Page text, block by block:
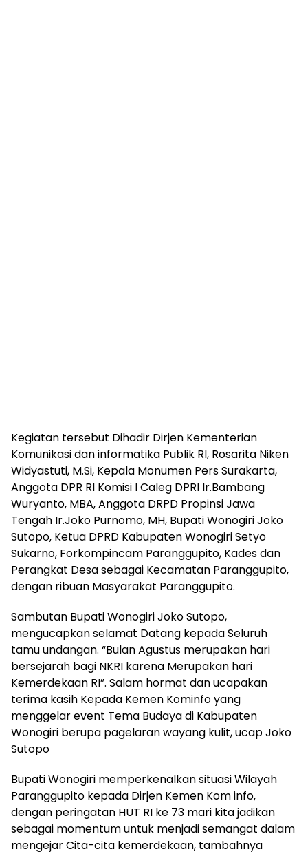
Kegiatan tersebut Dihadir Dirjen Kementerian
Komunikasi dan informatika Publik RI, Rosarita Niken
Widyastuti, M.Si, Kepala Monumen Pers Surakarta,
Anggota DPR RI Komisi I Caleg DPRI Ir.Bambang
Wuryanto, MBA, Anggota DRPD Propinsi Jawa
Tengah Ir.Joko Purnomo, MH, Bupati Wonogiri Joko
Sutopo, Ketua DPRD Kabupaten Wonogiri Setyo
Sukarno, Forkompincam Paranggupito, Kades dan
Perangkat Desa sebagai Kecamatan Paranggupito,
dengan ribuan Masyarakat Paranggupito.
Sambutan Bupati Wonogiri Joko Sutopo,
mengucapkan selamat Datang kepada Seluruh
tamu undangan. “Bulan Agustus merupakan hari
bersejarah bagi NKRI karena Merupakan hari
Kemerdekaan RI”. Salam hormat dan ucapakan
terima kasih Kepada Kemen Kominfo yang
menggelar event Tema Budaya di Kabupaten
Wonogiri berupa pagelaran wayang kulit, ucap Joko
Sutopo
Bupati Wonogiri memperkenalkan situasi Wilayah
Paranggupito kepada Dirjen Kemen Kom info,
dengan peringatan HUT RI ke 73 mari kita jadikan
sebagai momentum untuk menjadi semangat dalam
mengejar Cita-cita kemerdekaan, tambahnya